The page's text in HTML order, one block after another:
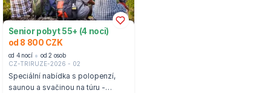
Senior pobyt 55+ (4 noci)
od 8 800 CZK
od 4 nocí
od 2 osob
CZ-TRIRUZE-2026 - 02
Speciální nabídka s polopenzí,
saunou a svačinou na túru -